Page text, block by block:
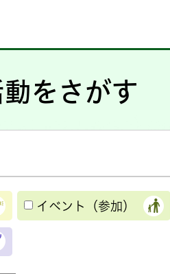
をさがす
イベント（参加）